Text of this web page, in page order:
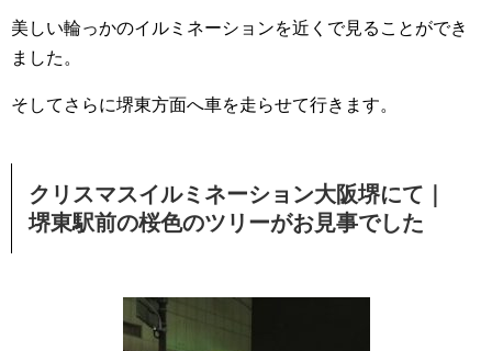
美しい輪っかのイルミネーションを近くで見ることができ
ました。
そしてさらに堺東方面へ車を走らせて行きます。
クリスマスイルミネーション大阪堺にて｜
堺東駅前の桜色のツリーがお見事でした